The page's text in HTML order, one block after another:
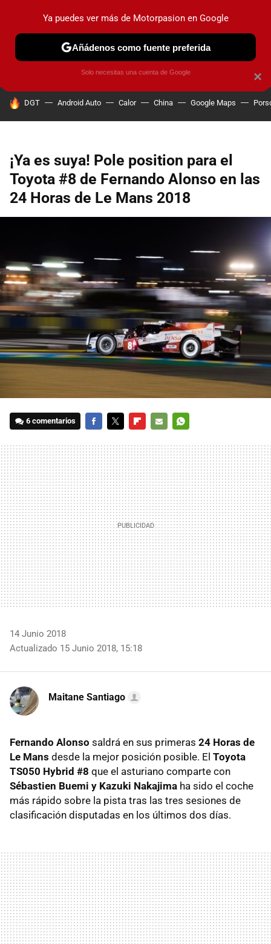
PRUEBAS COCHES ELÉCTRICOS OBSERVATORIO
HOY SE HABLA DE
DGT Android Auto Calor China Google Maps
¡Ya es suya! Pole position para el
Toyota #8 de Fernando Alonso en las
24 Horas de Le Mans 2018
6 comentarios
MAIL
14 Junio 2018
Actualizado 15 Junio 2018, 15:18
Maitane Santiago
Fernando Alonso saldrá en sus primeras 24 Horas de
Le Mans desde la mejor posición posible. El Toyota
TS050 Hybrid #8 que el asturiano comparte con
Sébastien Buemi y Kazuki Nakajima ha sido el coche
más rápido sobre la pista tras las tres sesiones de
clasificación disputadas en los últimos dos días.
×
Ya puedes ver más de Motorpasion en Google
Añádenos como fuente preferida
Solo necesitas una cuenta de Google